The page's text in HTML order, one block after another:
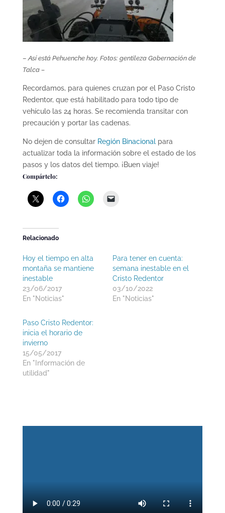
–Así está Pehuenche hoy. Fotos: gentileza Gobernación de
Talca –
Recordamos, para quienes cruzan por el Paso Cristo
Redentor, que está habilitado para todo tipo de
vehículo las 24 horas. Se recomienda transitar con
precaución y portar las cadenas.
No dejen de consultar Región Binacionalpara
actualizar toda la información sobre el estado de los
pasos y los datos del tiempo. ¡Buen viaje!
Compártelo:
Relacionado
Hoy el tiempo en alta
montaña se mantiene
inestable
23/06/2017
En "Noticias"
Para tener en cuenta:
semana inestable en el
Cristo Redentor
03/10/2022
En "Noticias"
Paso Cristo Redentor:
inicia el horario de
invierno
15/05/2017
En "Información de
utilidad"